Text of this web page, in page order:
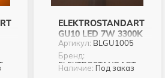
ELEKTROSTANDART
GU10 LED 7W 3300K
(BLGU1005)
Артикул: BLGU1005
Бренд:
ELEKTROSTANDART
Наличие: Под заказ